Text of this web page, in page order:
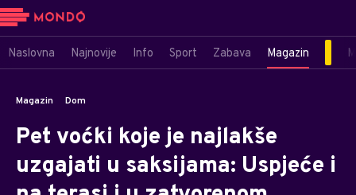
Naslovna Najnovije Info Sport Zabava Magazin
Magazin Dom
Pet voćki koje je najlakše
uzgajati u saksijama: Uspjeće i